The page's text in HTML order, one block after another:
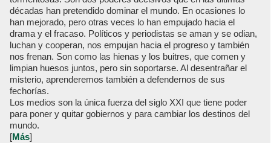
décadas han pretendido dominar el mundo. En ocasiones lo
han mejorado, pero otras veces lo han empujado hacia el
drama y el fracaso. Políticos y periodistas se aman y se odian,
luchan y cooperan, nos empujan hacia el progreso y también
nos frenan. Son como las hienas y los buitres, que comen y
limpian huesos juntos, pero sin soportarse. Al desentrañar el
misterio, aprenderemos también a defendernos de sus
fechorías.
Los medios son la única fuerza del siglo XXI que tiene poder
para poner y quitar gobiernos y para cambiar los destinos del
mundo.
[Más]